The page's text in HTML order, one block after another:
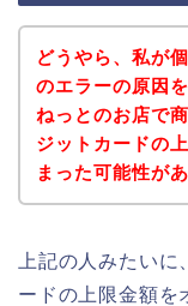
どうやら、私が
のエラーの原因
ねっとのお店で
ジットカードの
まった可能性が
上記の人みたい
ードの上限金額を